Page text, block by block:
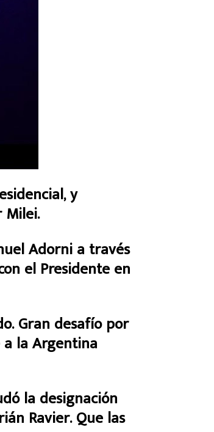
y
Milei.
Adorni a través
el Presidente en
Gran desafío por
la Argentina
la designación
Ravier. Que las